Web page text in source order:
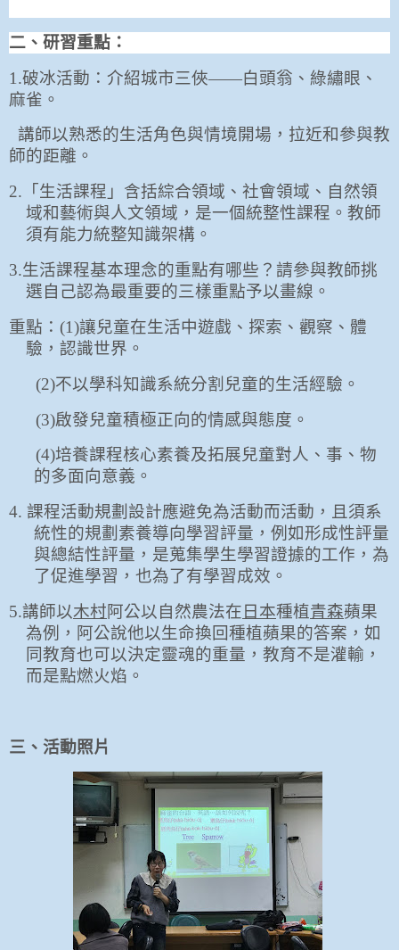
二、研習重點：
1.破冰活動：介紹城市三俠——白頭翁、綠繡眼、
麻雀。
講師以熟悉的生活角色與情境開場，拉近和參與教
師的距離。
2. 「生活課程」含括綜合領域、社會領域、自然領
域和藝術與人文領域，是一個統整性課程。教師
須有能力統整知識架構。
3.生活課程基本理念的重點有哪些？請參與教師挑
選自己認為最重要的三樣重點予以畫線。
重點： (1)讓兒童在生活中遊戲、探索、觀察、體
驗，認識世界。
(2)不以學科知識系統分割兒童的生活經驗。
(3)啟發兒童積極正向的情感與態度。
(4)培養課程核心素養及拓展兒童對人、事、物
的多面向意義。
4. 課程活動規劃設計應避免為活動而活動，且須系
統性的規劃素養導向學習評量，例如形成性評量
與總結性評量，是蒐集學生學習證據的工作，為
了促進學習，也為了有學習成效。
5.講師以木村阿公以自然農法在 日本種植青森蘋果
為例，阿公說他以生命換回種植蘋果的答案，如
同教育也可以決定靈魂的重量，教育不是灌輸，
而是點燃火焰。
三、活動照片